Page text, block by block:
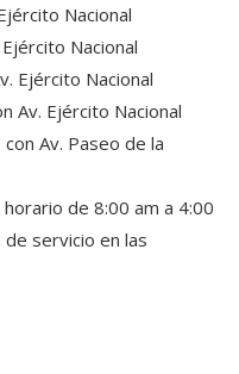
Nacional
Nacional
Ejército Nacional
Av. Ejército Nacional
con Av. Paseo de la
de 8:00 am a 4:00
servicio en las